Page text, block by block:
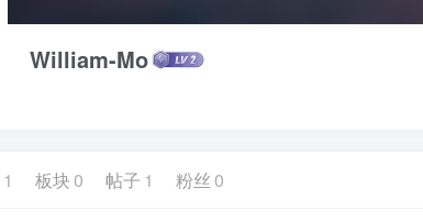
William-Mo
1 板块 0 帖子 1 粉丝 0